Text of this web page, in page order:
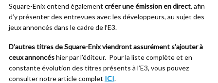
Square-Enix entend également créer une émission en direct, afin
d’y présenter des entrevues avec les développeurs, au sujet des
jeux annoncés dans le cadre de l’E3.
D’autres titres de Square-Enix viendront assurément s’ajouter à
ceux annoncéshier par l’éditeur. Pour la liste complète et en
constante évolution des titres présents à l’E3, vous pouvez
consulter notre article complet ICI.